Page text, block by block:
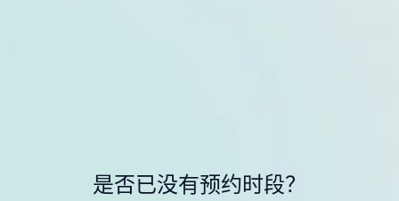
是否已没有预约时段？